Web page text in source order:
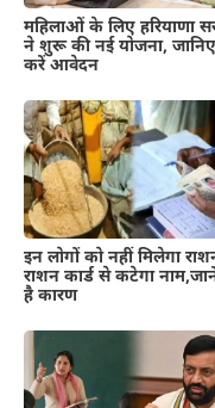
महिलाओं के लिए हरियाणा
ने शुरू की नई योजना,
करें आवेदन
इन लोगों को नहीं मिलेगा
राशन कार्ड से कटेगा
है कारण